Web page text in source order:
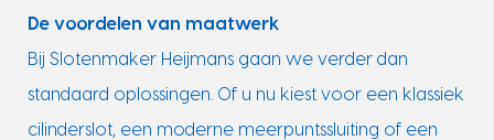
De voordelen van maatwerk
Bij Slotenmaker Heijmans gaan we verder dan
standaard oplossingen. Of u nu kiest voor een klassiek
cilinderslot, een moderne meerpuntssluiting of een